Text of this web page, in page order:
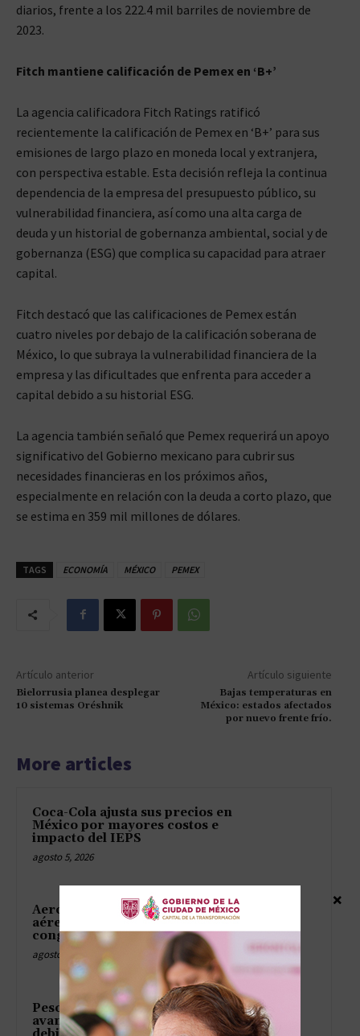
diarios, frente a los 222.4 mil barriles de noviembre de
2023.
Fitch mantiene calificación de Pemex en ‘B+’
La agencia calificadora Fitch Ratings ratificó
recientemente la calificación de Pemex en ‘B+’ para sus
emisiones de largo plazo en moneda local y extranjera,
con perspectiva estable. Esta decisión refleja la continua
dependencia de la empresa del presupuesto público, su
vulnerabilidad financiera, así como una alta carga de
deuda y un historial de gobernanza ambiental, social y de
gobernanza (ESG) que complica su capacidad para atraer
capital.
Fitch destacó que las calificaciones de Pemex están
cuatro niveles por debajo de la calificación soberana de
México, lo que subraya la vulnerabilidad financiera de la
empresa y las dificultades que enfrenta para acceder a
capital debido a su historial ESG.
La agencia también señaló que Pemex requerirá un apoyo
significativo del Gobierno mexicano para cubrir sus
necesidades financieras en los próximos años,
especialmente en relación con la deuda a corto plazo, que
se estima en 359 mil millones de dólares.
TAGS ECONOMÍA MÉXICO PEMEX
Artículo anterior
Bielorrusia planea desplegar
10 sistemas Oréshnik
Artículo siguiente
Bajas temperaturas en
México: estados afectados
por nuevo frente frío.
More articles
Coca-Cola ajusta sus precios en
México por mayores costos e
impacto del IEPS
agosto 5, 2026
Aeroméxico fortalece su carga
aérea con nueva cámara de
congelación para alimentos
agosto 5, 2026
Peso mexicano prolonga su
avance frente al dólar por
×